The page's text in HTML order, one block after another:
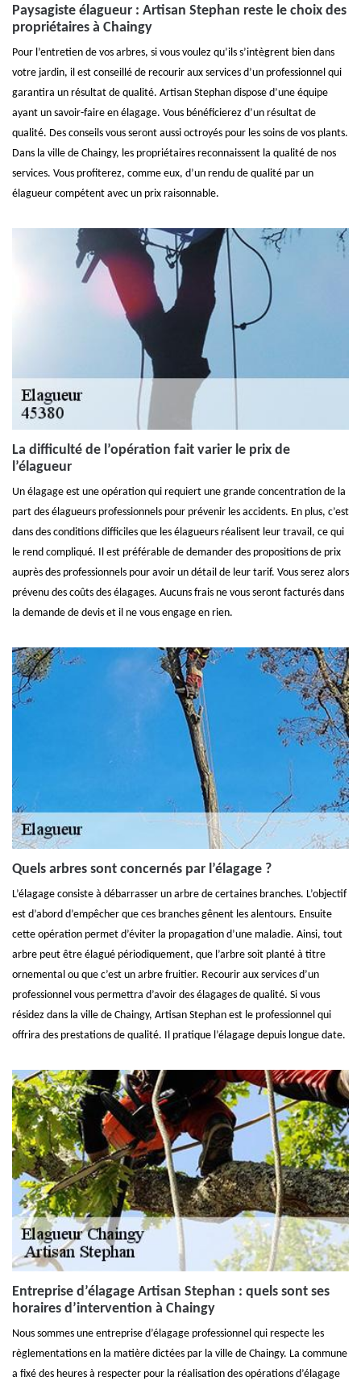
Paysagiste élagueur : Artisan Stephan reste le choix des
propriétaires à Chaingy
Pour l’entretien de vos arbres, si vous voulez qu’ils s’intègrent bien dans
votre jardin, il est conseillé de recourir aux services d’un professionnel qui
garantira un résultat de qualité. Artisan Stephan dispose d’une équipe
ayant un savoir-faire en élagage. Vous bénéficierez d’un résultat de
qualité. Des conseils vous seront aussi octroyés pour les soins de vos plants.
Dans la ville de Chaingy, les propriétaires reconnaissent la qualité de nos
services. Vous profiterez, comme eux, d’un rendu de qualité par un
élagueur compétent avec un prix raisonnable.
La difficulté de l’opération fait varier le prix de
l’élagueur
Un élagage est une opération qui requiert une grande concentration de la
part des élagueurs professionnels pour prévenir les accidents. En plus, c’est
dans des conditions difficiles que les élagueurs réalisent leur travail, ce qui
le rend compliqué. Il est préférable de demander des propositions de prix
auprès des professionnels pour avoir un détail de leur tarif. Vous serez alors
prévenu des coûts des élagages. Aucuns frais ne vous seront facturés dans
la demande de devis et il ne vous engage en rien.
Quels arbres sont concernés par l’élagage ?
L’élagage consiste à débarrasser un arbre de certaines branches. L’objectif
est d’abord d’empêcher que ces branches gênent les alentours. Ensuite
cette opération permet d’éviter la propagation d’une maladie. Ainsi, tout
arbre peut être élagué périodiquement, que l’arbre soit planté à titre
ornemental ou que c’est un arbre fruitier. Recourir aux services d’un
professionnel vous permettra d’avoir des élagages de qualité. Si vous
résidez dans la ville de Chaingy, Artisan Stephan est le professionnel qui
offrira des prestations de qualité. Il pratique l’élagage depuis longue date.
Entreprise d’élagage Artisan Stephan : quels sont ses
horaires d’intervention à Chaingy
Nous sommes une entreprise d’élagage professionnel qui respecte les
règlementations en la matière dictées par la ville de Chaingy. La commune
a fixé des heures à respecter pour la réalisation des opérations d’élagage